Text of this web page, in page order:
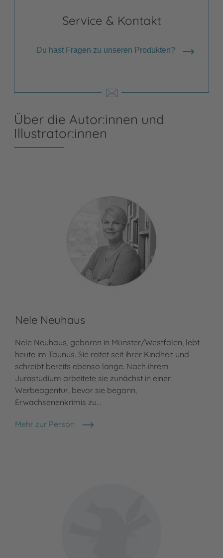
Service & Kontakt
Du hast Fragen zu unseren Produkten?
Über die Autor:innen und
Illustrator:innen
Nele Neuhaus
Nele Neuhaus, geboren in Münster/Westfalen, lebt
heute im Taunus. Sie reitet seit ihrer Kindheit und
schreibt bereits ebenso lange. Nach ihrem
Jurastudium arbeitete sie zunächst in einer
Werbeagentur, bevor sie begann,
Erwachsenenkrimis zu…
Mehr zur Person
Nele Neuhaus